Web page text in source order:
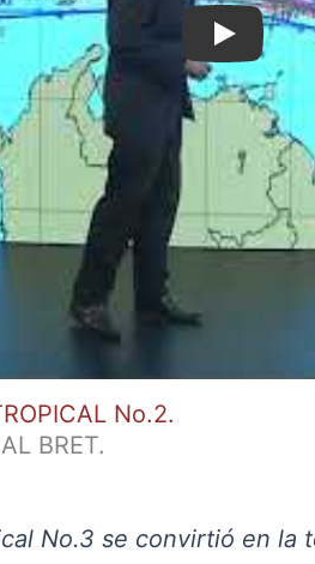
Play
No.2.
BRET.
No.3 se convirtió en la